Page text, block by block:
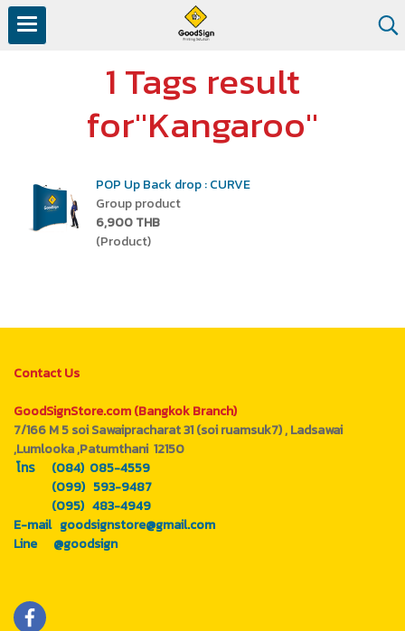
1 Tags result
for"Kangaroo"
POP Up Back drop : CURVE
Group product
6,900 THB
(Product)
Contact Us
GoodSignStore.com (Bangkok Branch)
7/166 M 5 soi Sawaipracharat 31 (soi ruamsuk7) , Ladsawai
,Lumlooka ,Patumthani 12150
โทร (084) 085-4559
(099) 593-9487
(095) 483-4949
E-mail goodsignstore@gmail.com
Line @goodsign